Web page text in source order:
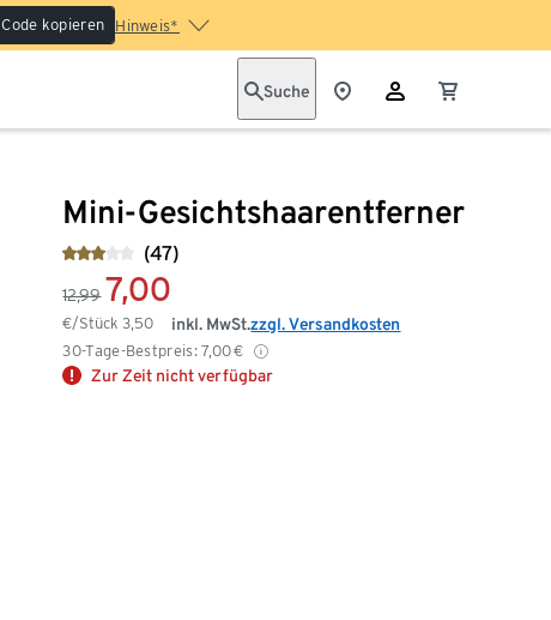
Code kopieren Hinweis*
Suche
Mini-Gesichtshaarentferner
(47)
12,99 7,00
€/Stück3,50
30-Tage-Bestpreis: 7,00€
inkl. MwSt.zzgl. Versandkosten
Zur Zeit nicht verfügbar